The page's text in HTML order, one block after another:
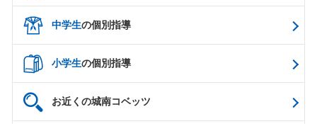
中学生の個別指導
小学生の個別指導
お近くの城南コベッツ